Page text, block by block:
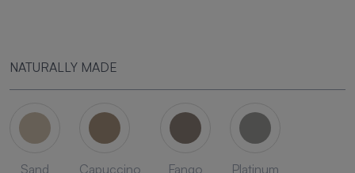
NATURALLY MADE
Sand Capuccino Fango Platinum